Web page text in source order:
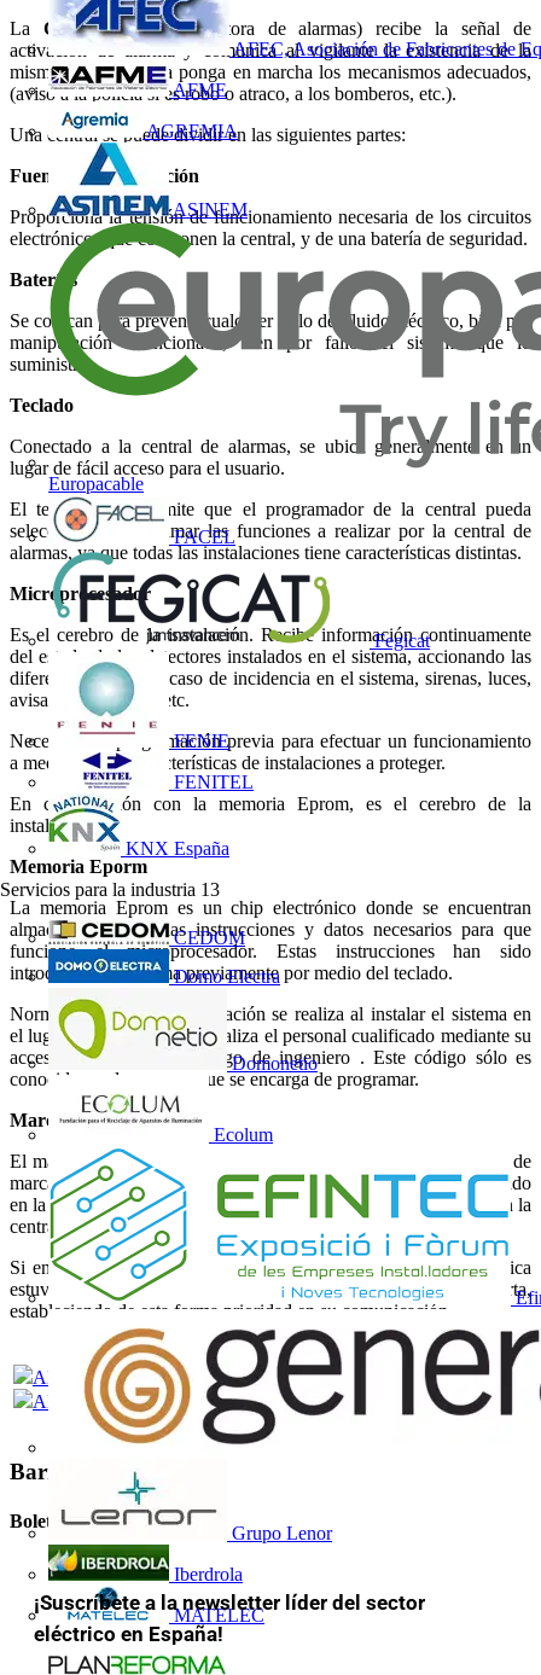
AFEC, Asociación de Fabricantes de
AFME
AGREMIA
ASINEM
Europacable
FACEL
Fegicat
FENIE
FENITEL
KNX España
Servicios para la industria 13
CEDOM
Domo Electra
Domonetio
Ecolum
Grupo Lenor
Iberdrola
MATELEC
La C.R.A.(central receptora de alarmas) recibe la señal de
activación de alarma y comunica al vigilante la existencia de la
misma, para que esta ponga en marcha los mecanismos adecuados,
(aviso a la policía si es robo o atraco, a los bomberos, etc.).
Una central se puede dividir en las siguientes partes:
Fuente de alimentación
Proporciona la tensión de funcionamiento necesaria de los circuitos
electrónicos que componen la central, y de una batería de seguridad.
Baterías
Se colocan para prevenir cualquier fallo del fluido eléctrico, bien por
manipulación intencionada, bien por fallo del sistema que lo
suministra.
Teclado
Conectado a la central de alarmas, se ubica generalmente en un
lugar de fácil acceso para el usuario.
El teclado nos permite que el programador de la central pueda
seleccionar y programar las funciones a realizar por la central de
alarmas, ya que todas las instalaciones tiene características distintas.
Microprocesador
Es el cerebro de la instalación. Recibe información continuamente
del estado de los detectores instalados en el sistema, accionando las
diferentes salidas en caso de incidencia en el sistema, sirenas, luces,
avisador telefónico, etc.
Necesita una programación previa para efectuar un funcionamiento
a medida de las características de instalaciones a proteger.
En colaboración con la memoria Eprom, es el cerebro de la
instalación.
Memoria Eporm
La memoria Eprom es un chip electrónico donde se encuentran
almacenadas todas las instrucciones y datos necesarios para que
funcione el microprocesador. Estas instrucciones han sido
introducidas al sistema previamente por medio del teclado.
Normalmente, esta programación se realiza al instalar el sistema en
el lugar exacto, y sólo las realiza el personal cualificado mediante su
acceso por medio del código de ingeniero . Este código sólo es
conocido por la persona que se encarga de programar.
Marcador telefónico
El marcador telefónico es un circuito electrónico que se encarga de
marcar automáticamente el número de teléfono previamente fijado
en la memoria Eprom, posibilitando de esta forma la conexión con la
central receptora de alarmas.
Si en el momento de la activación de la alarma, la línea telefónica
estuviese ocupada, el circuito automáticamente la corta,
estableciendo de esta forma prioridad en su comunicación.
Al­armas - Página principal
Al­armas - Los sistemas de aviso y señalización
Barra lateral
Boletín informativo
¡Suscríbete a la newsletter líder del sector
eléctrico en España!